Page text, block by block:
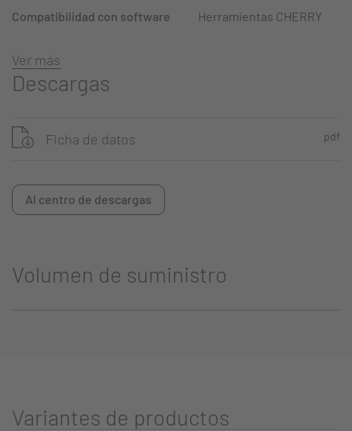
Compatibilidad con software Herramientas CHERRY
Ver más
Descargas
Ficha de datos pdf
Al centro de descargas
Volumen de suministro
Variantes de productos